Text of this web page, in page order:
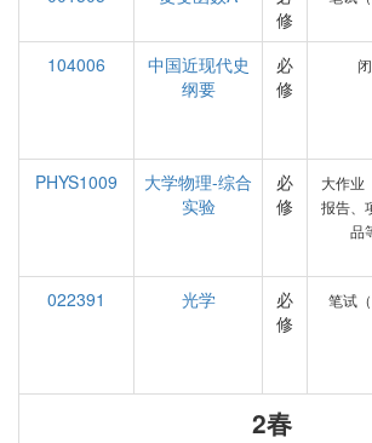
修
104006
中国近现代史
纲要
必
修
PHYS1009
大学物理-综合
实验
必
修
大作业
报告、
品
022391
光学
必
修
笔试（
2春